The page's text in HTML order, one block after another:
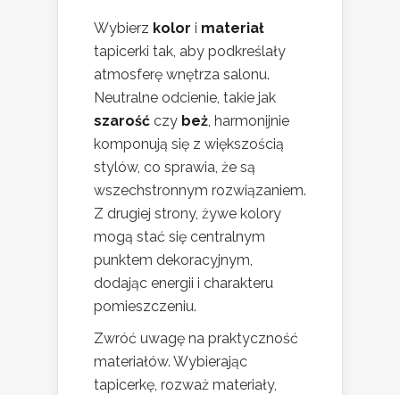
Wybierz kolor i materiał
tapicerki tak, aby podkreślały
atmosferę wnętrza salonu.
Neutralne odcienie, takie jak
szarość czy beż, harmonijnie
komponują się z większością
stylów, co sprawia, że są
wszechstronnym rozwiązaniem.
Z drugiej strony, żywe kolory
mogą stać się centralnym
punktem dekoracyjnym,
dodając energii i charakteru
pomieszczeniu.
Zwróć uwagę na praktyczność
materiałów. Wybierając
tapicerkę, rozważ materiały,